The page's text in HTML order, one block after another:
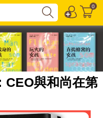
0
CEO與和尚在第